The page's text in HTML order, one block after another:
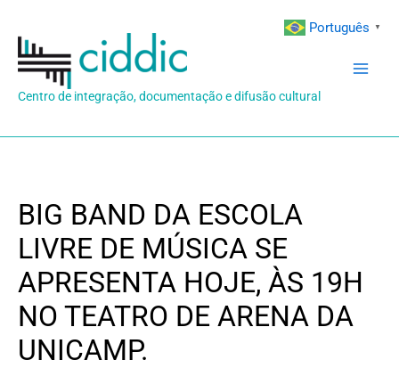
para
conteúdo
Centro de integração, documentação e difusão cultural
BIG BAND DA ESCOLA
LIVRE DE MÚSICA SE
APRESENTA HOJE, ÀS 19H
NO TEATRO DE ARENA DA
UNICAMP.
Português ▼